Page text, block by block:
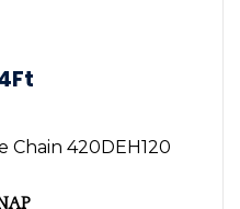
Chain 420DEH120